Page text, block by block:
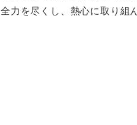
全力を尽くし、熱心に取り組